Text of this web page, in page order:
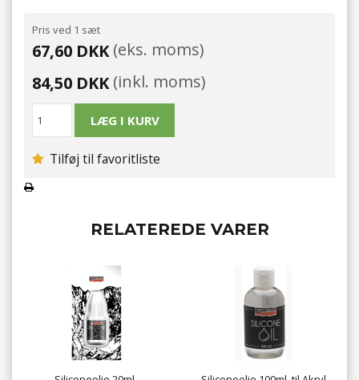
Pris ved 1 sæt
67,60 DKK(eks. moms)
84,50 DKK(inkl. moms)
Tilføj til favoritliste
RELATEREDE VARER